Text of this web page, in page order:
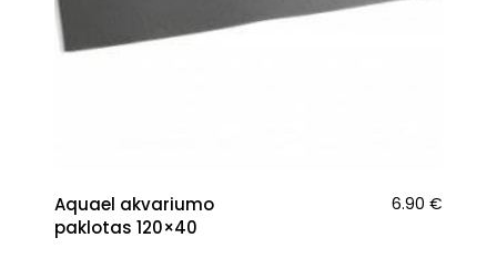
Aquael akvariumo
paklotas 120×40
6.90 €